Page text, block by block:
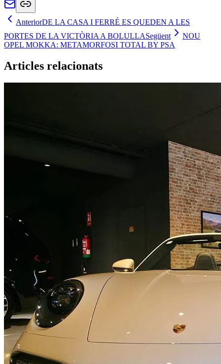
AnteriorDE LA CASA I FERRÉ ES QUEDEN A LES
PORTES DE LA VICTÒRIA A BOLULLASegüent
NOU
OPEL MOKKA: METAMORFOSI TOTAL BY PSA
Articles relacionats